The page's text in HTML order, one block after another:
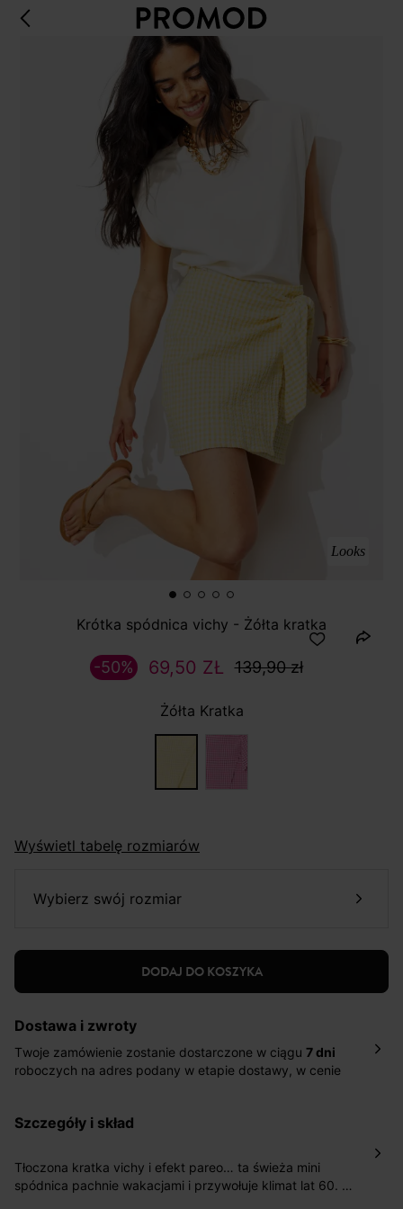
Looks
Krótka spódnica vichy - Żółta kratka
69,50 ZŁ 139,90 zł
-50%
Żółta Kratka
Wyświetl tabelę rozmiarów
wybierz swój rozmiar
DODAJ DO KOSZYKA
Dostawa i zwroty
Twoje zamówienie zostanie dostarczone w ciągu 7 dni
roboczych na adres podany w etapie dostawy, w cenie
pośrednictwem DHL Express.
roboczych do wybranego przez Ciebie paczkomatu , a
koszt przesyłki wynosi 9,40 zł.
szczegóły i skład
Tłoczona kratka vichy i efekt pareo… ta świeża mini
spódnica pachnie wakacjami i przywołuje klimat lat 60. z